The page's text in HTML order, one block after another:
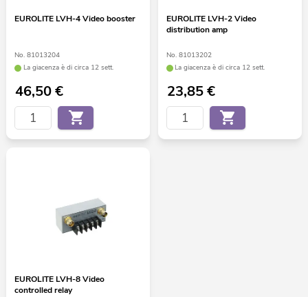
EUROLITE LVH-4 Video booster
No. 81013204
La giacenza è di circa 12 sett.
46,50€
EUROLITE LVH-2 Video
distribution amp
No. 81013202
La giacenza è di circa 12 sett.
23,85€
EUROLITE LVH-8 Video
controlled relay